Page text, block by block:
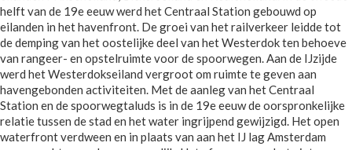
helft van de 19e eeuw werd het Centraal Station gebouwd op
eilanden in het havenfront. De groei van het railverkeer leidde tot
de demping van het oostelijke deel van het Westerdok ten behoeve
van rangeer- en opstelruimte voor de spoorwegen. Aan de IJzijde
werd het Westerdokseiland vergroot om ruimte te geven aan
havengebonden activiteiten. Met de aanleg van het Centraal
Station en de spoorwegtaluds is in de 19e eeuw de oorspronkelijke
relatie tussen de stad en het water ingrijpend gewijzigd. Het open
waterfront verdween en in plaats van aan het IJ lag Amsterdam